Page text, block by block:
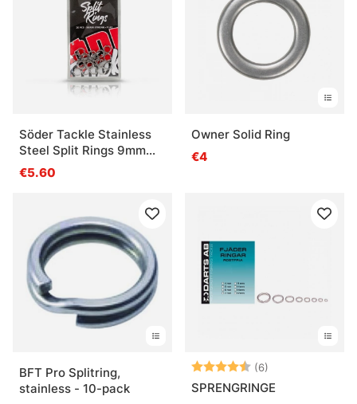
Söder Tackle Stainless
Steel Split Rings 9mm
(20stk)
€5.60
Owner Solid Ring
€4
BFT Pro Splitring,
stainless - 10-pack
Bewertung:(6)
SPRENGRINGE